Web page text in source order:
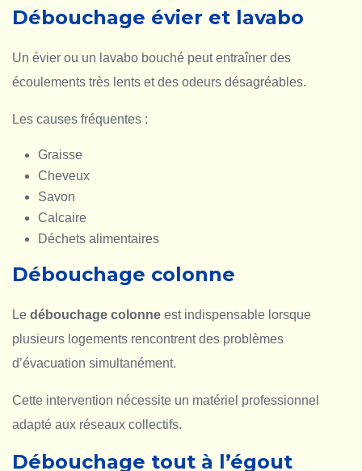
Débouchage évier et lavabo
Un évier ou un lavabo bouché peut entraîner des
écoulements très lents et des odeurs désagréables.
Les causes fréquentes :
Graisse
Cheveux
Savon
Calcaire
Déchets alimentaires
Débouchage colonne
Le débouchage colonne est indispensable lorsque
plusieurs logements rencontrent des problèmes
d’évacuation simultanément.
Cette intervention nécessite un matériel professionnel
adapté aux réseaux collectifs.
Débouchage tout à l’égout